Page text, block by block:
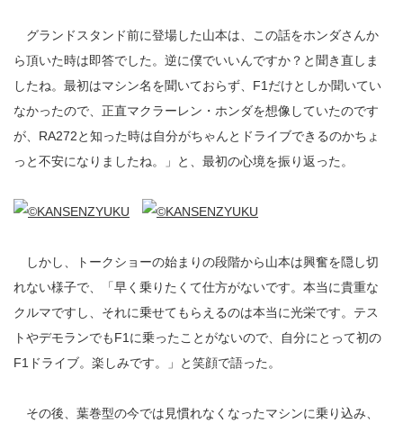
グランドスタンド前に登場した山本は、この話をホンダさんか
ら頂いた時は即答でした。逆に僕でいいんですか？と聞き直しま
したね。最初はマシン名を聞いておらず、F1だけとしか聞いてい
なかったので、正直マクラーレン・ホンダを想像していたのです
が、RA272と知った時は自分がちゃんとドライブできるのかちょ
っと不安になりましたね。」と、最初の心境を振り返った。
しかし、トークショーの始まりの段階から山本は興奮を隠し切
れない様子で、「早く乗りたくて仕方がないです。本当に貴重な
クルマですし、それに乗せてもらえるのは本当に光栄です。テス
トやデモランでもF1に乗ったことがないので、自分にとって初の
F1ドライブ。楽しみです。」と笑顔で語った。
その後、葉巻型の今では見慣れなくなったマシンに乗り込み、